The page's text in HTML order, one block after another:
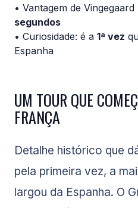
• Vantagem de
segundos
• Curiosidade: é a 1ª vez
Espanha
UM TOUR QUE
FRANÇA
Detalhe histórico que
pela primeira vez, a
largou da Espanha. O